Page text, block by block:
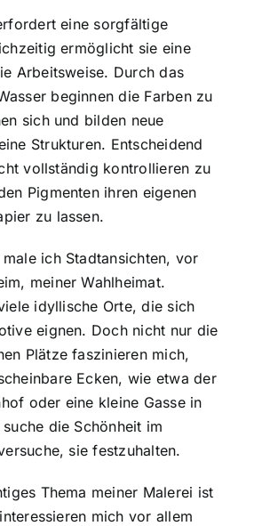
eine sorgfältige
ermöglicht sie eine
Arbeitsweise. Durch das
beginnen die Farben zu
sich und bilden neue
Strukturen. Entscheidend
vollständig kontrollieren zu
Pigmenten ihren eigenen
zu lassen.
ich Stadtansichten, vor
meiner Wahlheimat.
idyllische Orte, die sich
eignen. Doch nicht nur die
Plätze faszinieren mich,
Ecken, wie etwa der
oder eine kleine Gasse in
die Schönheit im
sie festzuhalten.
Thema meiner Malerei ist
mich vor allem